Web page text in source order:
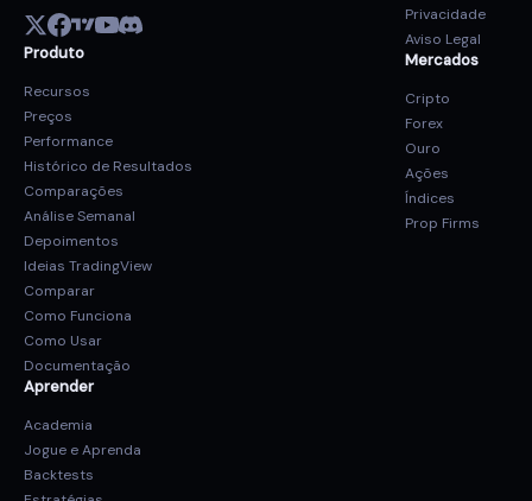
Produto
Recursos
Preços
Performance
Histórico de Resultados
Comparações
Análise Semanal
Depoimentos
Ideias TradingView
Comparar
Como Funciona
Como Usar
Documentação
Aprender
Academia
Jogue e Aprenda
Backtests
Privacidade
Aviso Legal
Mercados
Cripto
Forex
Ouro
Ações
Índices
Prop Firms